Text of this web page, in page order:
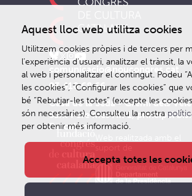
comunicacio@noucongres.cat
93 410 68 66
Casa de la Seda - Gremi dels
Sant Pere més Alt 1, principal bis.
Barcelona
Aquest lloc web utilitza cookies
Utilitzem cookies pròpies i de tercers per
l’experiència d’usuari, analitzar el trànsit, la
al web i personalitzar el contingut. Podeu
les cookies”, “Configurar les cookies” que
bé “Rebutjar-les totes” (excepte les
són necessàries). Consulteu la nostra
per obtenir més informació.
Accepta totes les